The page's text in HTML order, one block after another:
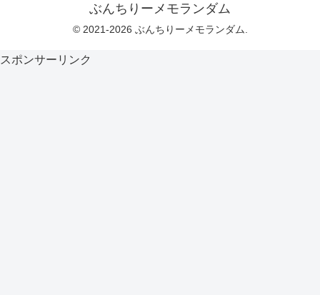
ぶんちりーメモランダム
© 2021-2026 ぶんちりーメモランダム.
スポンサーリンク